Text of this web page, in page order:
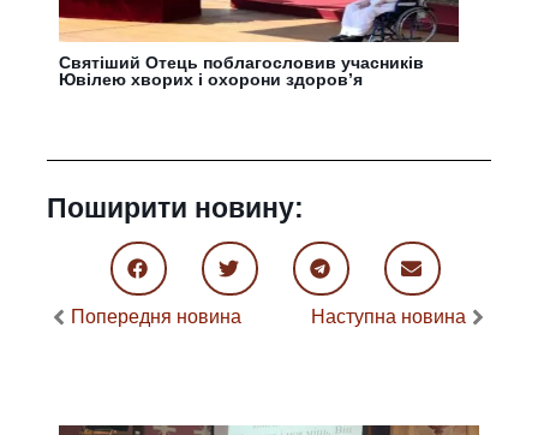
Святіший Отець поблагословив учасників
Ювілею хворих і охорони здоровʼя
Поширити новину:
Попередня новина Наступна новина